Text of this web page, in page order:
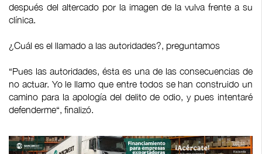
después del altercado por la imagen de la vulva frente a su
clínica.
¿Cuál es el llamado a las autoridades?, preguntamos
“Pues las autoridades, ésta es una de las consecuencias de
no actuar. Yo le llamo que entre todos se han construido un
camino para la apología del delito de odio, y pues intentaré
defenderme“, finalizó.